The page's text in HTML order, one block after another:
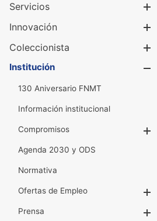
Servicios
Innovación
Coleccionista
Institución
130 Aniversario FNMT
Información institucional
Compromisos
Agenda 2030 y ODS
Normativa
Ofertas de Empleo
Prensa